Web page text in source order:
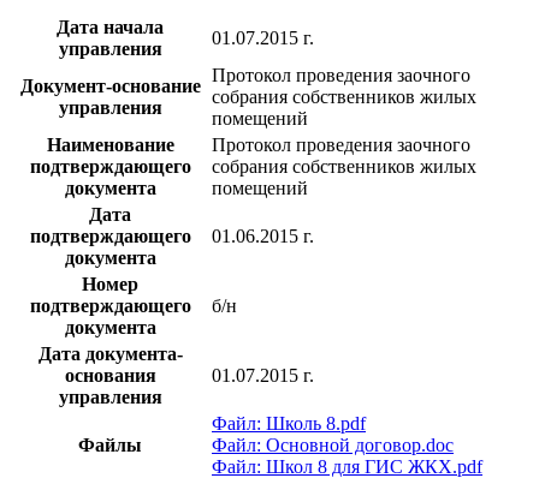
Дата начала
управления
01.07.2015 г.
Документ-основание
управления
Протокол проведения заочного
собрания собственников жилых
помещений
Наименование
подтверждающего
документа
Протокол проведения заочного
собрания собственников жилых
помещений
Дата
подтверждающего
документа
01.06.2015 г.
Номер
подтверждающего
документа
б/н
Дата документа-
основания
управления
01.07.2015 г.
Файлы
Файл: Школь 8.pdf
Файл: Основной договор.doc
Файл: Школ 8 для ГИС ЖКХ.pdf